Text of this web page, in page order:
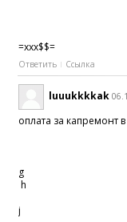
=xxx$$=
Ответить Ссылка
luuukkkkak
оплата за капремонт
g
h
j